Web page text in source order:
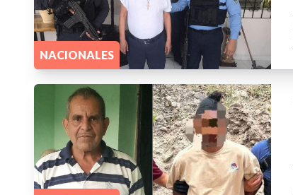
NACIONALES